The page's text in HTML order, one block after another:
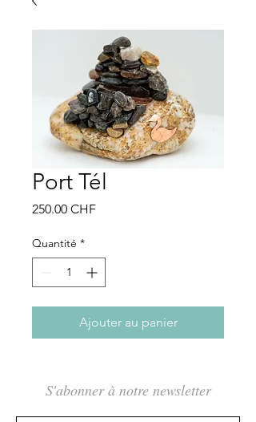
Port Tél
250.00 CHFPrix
Quantité *
Ajouter au panier
S'abonner à notre newsletter